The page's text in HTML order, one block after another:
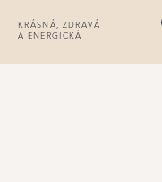
KRÁSNÁ, ZDRAVÁ
A ENERGICKÁ